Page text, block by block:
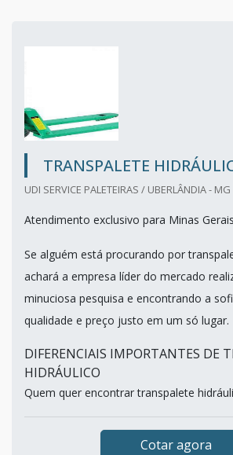
TRANSPALETE
UDI SERVICE PALETEIRAS / UBERLÂNDIA - MG
Atendimento exclusivo para Minas Gerais
Se alguém está procurando por
achará a empresa líder do mercado
minuciosa pesquisa e encontrando a
qualidade e preço justo em um só lugar.
DIFERENCIAIS IMPORTANTES DE
HIDRÁULICO
Quem quer encontrar transpalete
Cotar agora